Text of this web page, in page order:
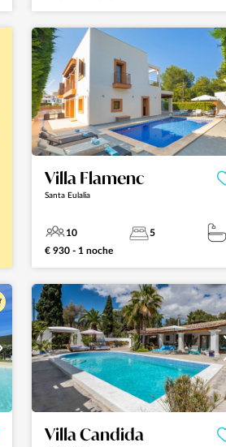
Villa Flamenc
Santa Eulalia
10 5
€ 930 - 1 noche
Villa Candida